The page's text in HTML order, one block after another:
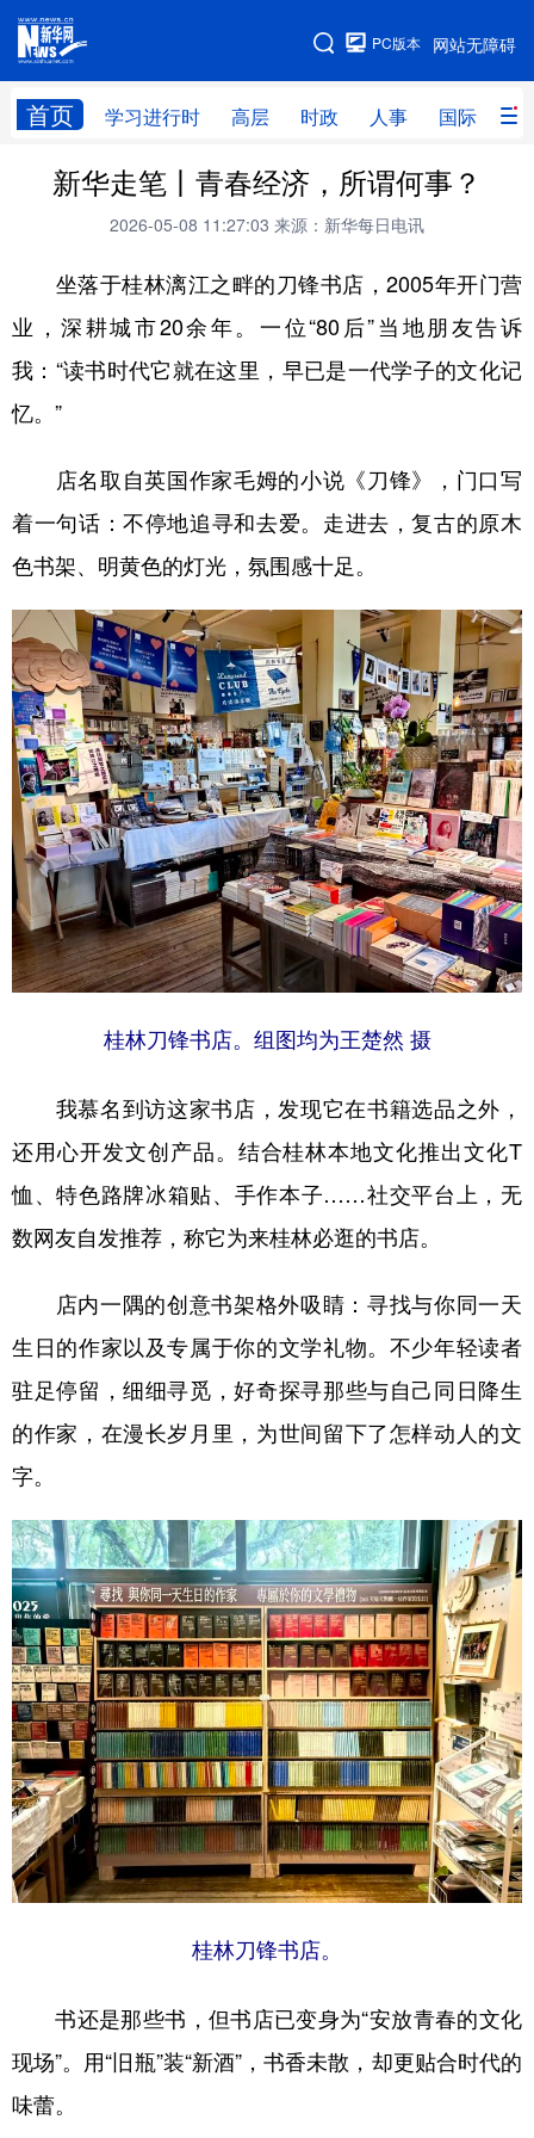
网站无障碍
PC版本
首页 学习进行时 高层 时政 人事 国际 财
网站地图
学习进行时 高层 时政 人事
财经 网评
台湾 思客智库 全球连线 教育
科技 科创 量子 体育
文化 书画 健康 军事
法律 中央文件 金融 汽车
食品 人居 信息化 数字经济
学术中国 乡村振兴 银龄
城市 旅游 会展
彩票 娱乐 时尚 悦读
公益 一带一路 亚太网 上市公司
文化产业
地方频道
北京 天津 河北 山西
辽宁 吉林 江苏
安徽 福建
广东 广西 海南 重庆
陕西 甘肃 青海
多语种频道
English Español Français عربى
Deutsch Português
新华走笔丨青春经济，所谓何事？
2026-05-08 11:27:03 来源：新华每日电讯
坐落于桂林漓江之畔的刀锋书店，2005年开门营
业，深耕城市20余年。一位“80后”当地朋友告诉
我：“读书时代它就在这里，早已是一代学子的文化记
忆。”
店名取自英国作家毛姆的小说《刀锋》，门口写
着一句话：不停地追寻和去爱。走进去，复古的原木
色书架、明黄色的灯光，氛围感十足。
桂林刀锋书店。组图均为王楚然 摄
我慕名到访这家书店，发现它在书籍选品之外，
还用心开发文创产品。结合桂林本地文化推出文化T
恤、特色路牌冰箱贴、手作本子……社交平台上，无
数网友自发推荐，称它为来桂林必逛的书店。
店内一隅的创意书架格外吸睛：寻找与你同一天
生日的作家以及专属于你的文学礼物。不少年轻读者
驻足停留，细细寻觅，好奇探寻那些与自己同日降生
的作家，在漫长岁月里，为世间留下了怎样动人的文
字。
桂林刀锋书店。
书还是那些书，但书店已变身为“安放青春的文化
现场”。用“旧瓶”装“新酒”，书香未散，却更贴合时代的
味蕾。